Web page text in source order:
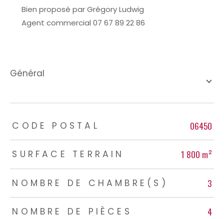
Bien proposé par Grégory Ludwig
Agent commercial 07 67 89 22 86
général
TRAD_ZEPHYR_Caracteristique TRAD_ZEPHYR_Valeurs
CODE POSTAL 06450
SURFACE TERRAIN 1 800 m²
NOMBRE DE CHAMBRE(S) 3
NOMBRE DE PIÈCES 4